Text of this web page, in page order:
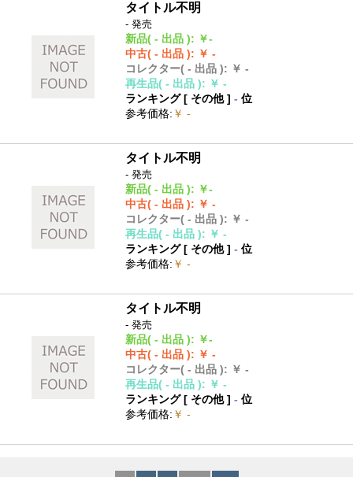
タイトル不明
- 発売
新品( - 出品 ): ￥-
中古( - 出品 ): ￥ -
コレクター( - 出品 ): ￥ -
再生品( - 出品 ): ￥ -
ランキング [ その他]- 位
参考価格: ￥ -
タイトル不明
- 発売
新品( - 出品 ): ￥-
中古( - 出品 ): ￥ -
コレクター( - 出品 ): ￥ -
再生品( - 出品 ): ￥ -
ランキング [ その他]- 位
参考価格: ￥ -
タイトル不明
- 発売
新品( - 出品 ): ￥-
中古( - 出品 ): ￥ -
コレクター( - 出品 ): ￥ -
再生品( - 出品 ): ￥ -
ランキング [ その他]- 位
参考価格: ￥ -